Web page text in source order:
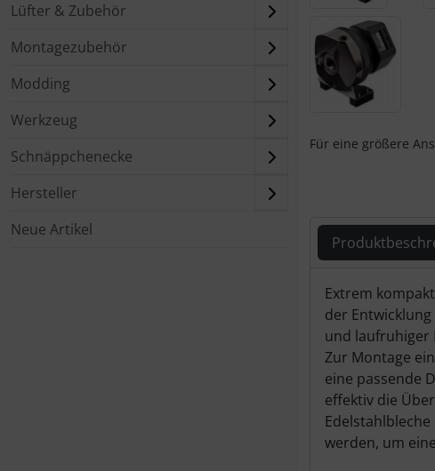
Lüfter & Zubehör
Montagezubehör
Modding
Werkzeug
Schnäppchenecke
Hersteller
Neue Artikel
Für eine größere
Extrem
der
und laufruhiger
Zur Montage
eine passende
effektiv die
werden, um